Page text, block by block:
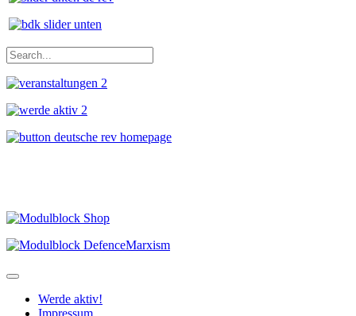
Werde aktiv!
Impressum